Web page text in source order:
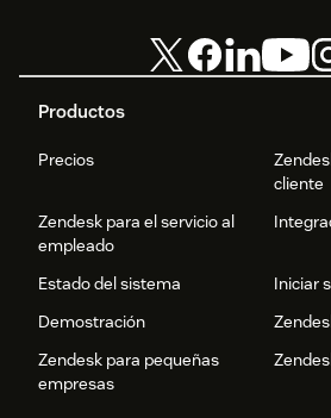
Productos
Precios
cliente
Zendesk para el servicio al
empleado
Estado del sistema
Iniciar
Demostración
Zendesk para pequeñas
empresas